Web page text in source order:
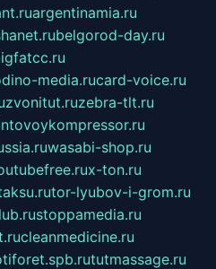
argentinamia.ru
belgorod-day.ru
media.rucard-voice.ru
zvonitut.ruzebra-tlt.ru
wasabi-shop.ru
x-ton.ru
tor-lyubov-i-grom.ru
stoppamedia.ru
cleanmedicine.ru
tutmassage.ru